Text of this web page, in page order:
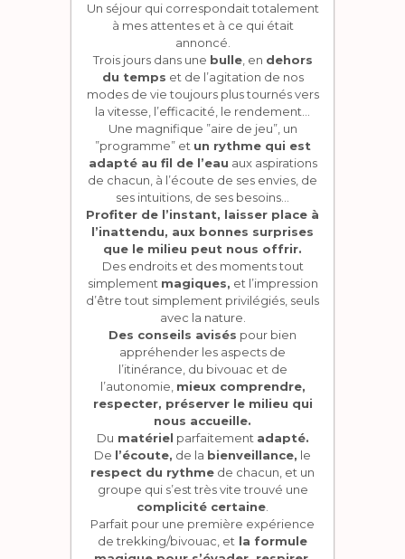
Un séjour qui correspondait totalement
à mes attentes et à ce qui était
annoncé.
Trois jours dans une bulle, en dehors
du temps et de l’agitation de nos
modes de vie toujours plus tournés vers
la vitesse, l’efficacité, le rendement…
Une magnifique ”aire de jeu”, un
”programme” et un rythme qui est
adapté au fil de l’eau aux aspirations
de chacun, à l’écoute de ses envies, de
ses intuitions, de ses besoins…
Profiter de l’instant, laisser place à
l’inattendu, aux bonnes surprises
que le milieu peut nous offrir.
Des endroits et des moments tout
simplement magiques, et l’impression
d’être tout simplement privilégiés, seuls
avec la nature.
Des conseils avisés pour bien
appréhender les aspects de
l’itinérance, du bivouac et de
l’autonomie, mieux comprendre,
respecter, préserver le milieu qui
nous accueille.
Du matériel parfaitement adapté.
De l’écoute, de la bienveillance, le
respect du rythme de chacun, et un
groupe qui s’est très vite trouvé une
complicité certaine
Parfait pour une première expérience
de trekking/bivouac, et la formule